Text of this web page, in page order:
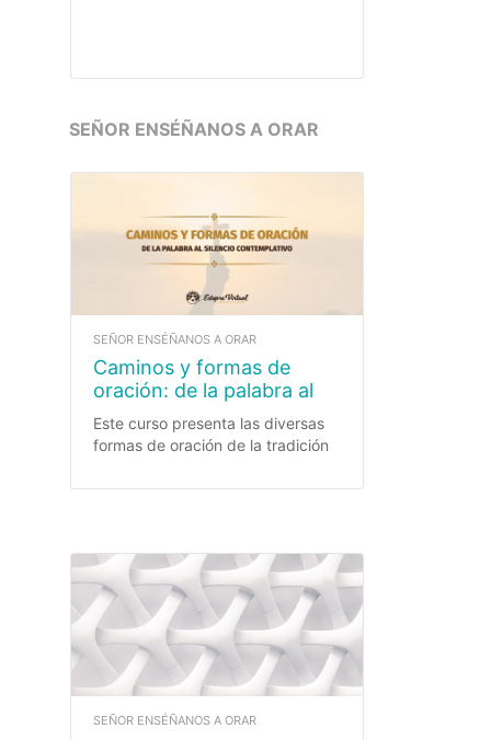
SEÑOR ENSÉÑANOS A ORAR
SEÑOR ENSÉÑANOS A ORAR
Caminos y formas de
oración: de la palabra al
silencio contemplativo.
Este curso presenta las diversas
formas de oración de la tradición
contemplativa, litúrgica y
pedagogía y su aplicación a la
vida real.
SEÑOR ENSÉÑANOS A ORAR